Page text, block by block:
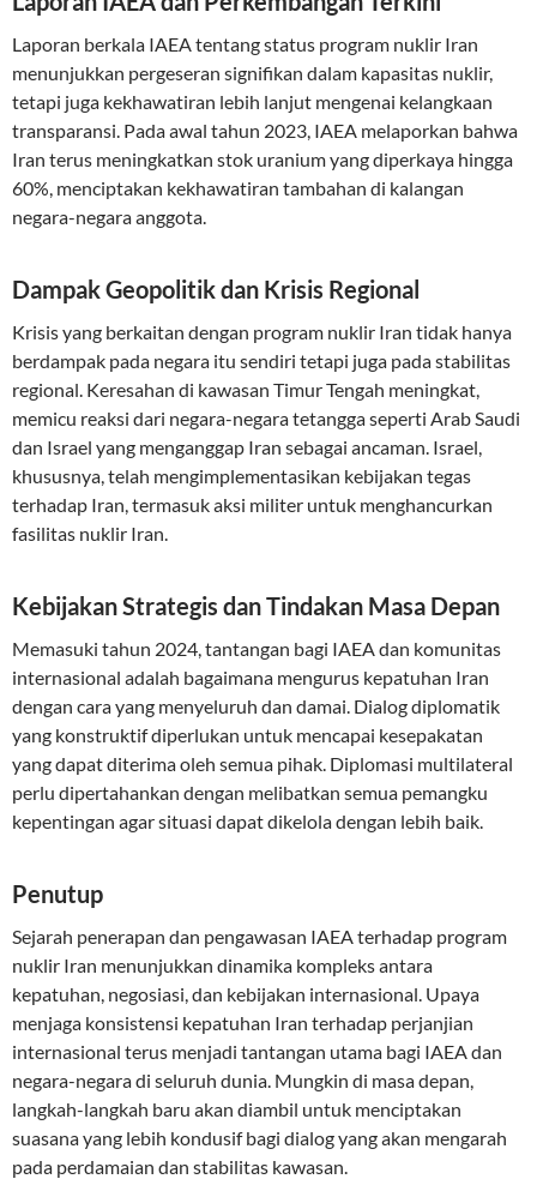
Laporan berkala IAEA tentang status program nuklir Iran
menunjukkan pergeseran signifikan dalam kapasitas nuklir,
tetapi juga kekhawatiran lebih lanjut mengenai kelangkaan
transparansi. Pada awal tahun 2023, IAEA melaporkan bahwa
Iran terus meningkatkan stok uranium yang diperkaya hingga
60%, menciptakan kekhawatiran tambahan di kalangan
negara-negara anggota.
Dampak Geopolitik dan Krisis Regional
Krisis yang berkaitan dengan program nuklir Iran tidak hanya
berdampak pada negara itu sendiri tetapi juga pada stabilitas
regional. Keresahan di kawasan Timur Tengah meningkat,
memicu reaksi dari negara-negara tetangga seperti Arab Saudi
dan Israel yang menganggap Iran sebagai ancaman. Israel,
khususnya, telah mengimplementasikan kebijakan tegas
terhadap Iran, termasuk aksi militer untuk menghancurkan
fasilitas nuklir Iran.
Kebijakan Strategis dan Tindakan Masa Depan
Memasuki tahun 2024, tantangan bagi IAEA dan komunitas
internasional adalah bagaimana mengurus kepatuhan Iran
dengan cara yang menyeluruh dan damai. Dialog diplomatik
yang konstruktif diperlukan untuk mencapai kesepakatan
yang dapat diterima oleh semua pihak. Diplomasi multilateral
perlu dipertahankan dengan melibatkan semua pemangku
kepentingan agar situasi dapat dikelola dengan lebih baik.
Penutup
Sejarah penerapan dan pengawasan IAEA terhadap program
nuklir Iran menunjukkan dinamika kompleks antara
kepatuhan, negosiasi, dan kebijakan internasional. Upaya
menjaga konsistensi kepatuhan Iran terhadap perjanjian
internasional terus menjadi tantangan utama bagi IAEA dan
negara-negara di seluruh dunia. Mungkin di masa depan,
langkah-langkah baru akan diambil untuk menciptakan
suasana yang lebih kondusif bagi dialog yang akan mengarah
pada perdamaian dan stabilitas kawasan.